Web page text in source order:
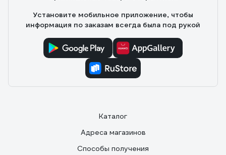
Установите мобильное приложение, чтобы
информация по заказам всегда была под рукой
Каталог
Адреса магазинов
Способы получения